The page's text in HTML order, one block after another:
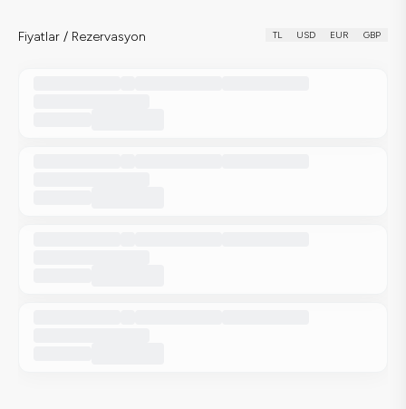
Fiyatlar / Rezervasyon TL USD EUR GBP